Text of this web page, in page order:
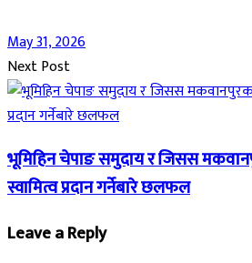
May 31, 2026
Next Post
भूमिहिन चेपाङ समुदाय र जिसस
स्वामित्व प्रदान गर्नेबारे छलफल
Leave a Reply